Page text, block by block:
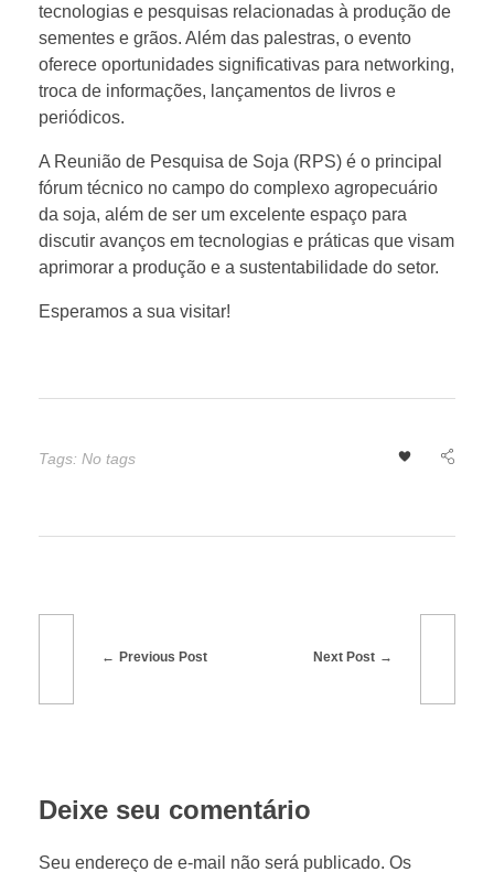
m
m
a
r
c
p
r
n
a
tecnologias e pesquisas relacionadas à produção de
sementes e grãos. Além das palestras, o evento
oferece oportunidades significativas para networking,
troca de informações, lançamentos de livros e
periódicos.
A Reunião de Pesquisa de Soja (RPS) é o principal
fórum técnico no campo do complexo agropecuário
da soja, além de ser um excelente espaço para
discutir avanços em tecnologias e práticas que visam
aprimorar a produção e a sustentabilidade do setor.
Esperamos a sua visitar!
Tags: No tags
Previous Post Next Post
Deixe seu comentário
Seu endereço de e-mail não será publicado. Os